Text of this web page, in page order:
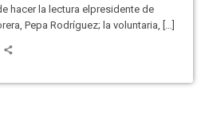
hacer la lectura elpresidente de
Pepa Rodríguez; la voluntaria, […]